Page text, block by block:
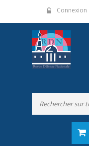
Connexion